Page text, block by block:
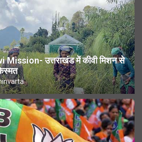
उत्तराखंड में कीवी मिशन से